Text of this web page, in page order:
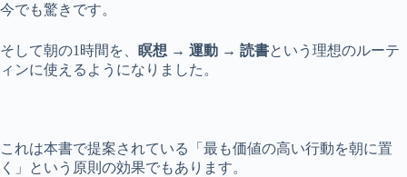
今でも驚きです。
そして朝の1時間を、 瞑想 → 運動 → 読書という理想のルーテ
ィンに使えるようになりました。
これは本書で提案されている「最も価値の高い行動を朝に置
く」という原則の効果でもあります。